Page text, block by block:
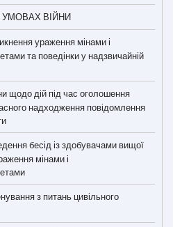
ВІЙНИ
ураження мінами і
та поведінки у надзвичайній
щодо дій під час оголошення
надходження повідомлення
бесід із здобувачами вищої
мінами і
з питань цивільного